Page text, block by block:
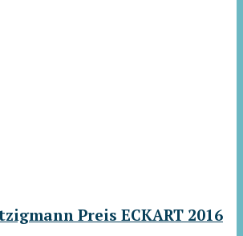
Preis ECKART 2016